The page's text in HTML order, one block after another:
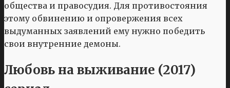
общества и правосудия. Для противостояния
этому обвинению и опровержения всех
выдуманных заявлений ему нужно победить
свои внутренние демоны.
Любовь на выживание (2017)